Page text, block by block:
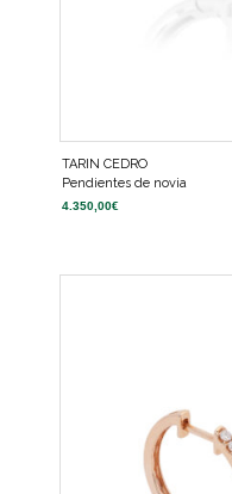
TARIN CEDRO
Pendientes de novia
4.350,00€